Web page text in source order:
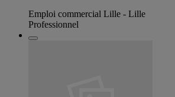
Emploi commercial Lille - Lille
Professionnel